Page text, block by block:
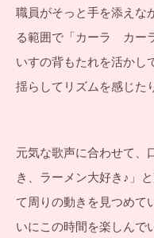
職員がそっと手を添えな
る範囲で「カーラ カー
いすの背もたれを活かし
揺らしてリズムを感じた
元気な歌声に合わせて、
き、ラーメン大好き♪」
て周りの動きを見つめて
いにこの時間を楽しんで